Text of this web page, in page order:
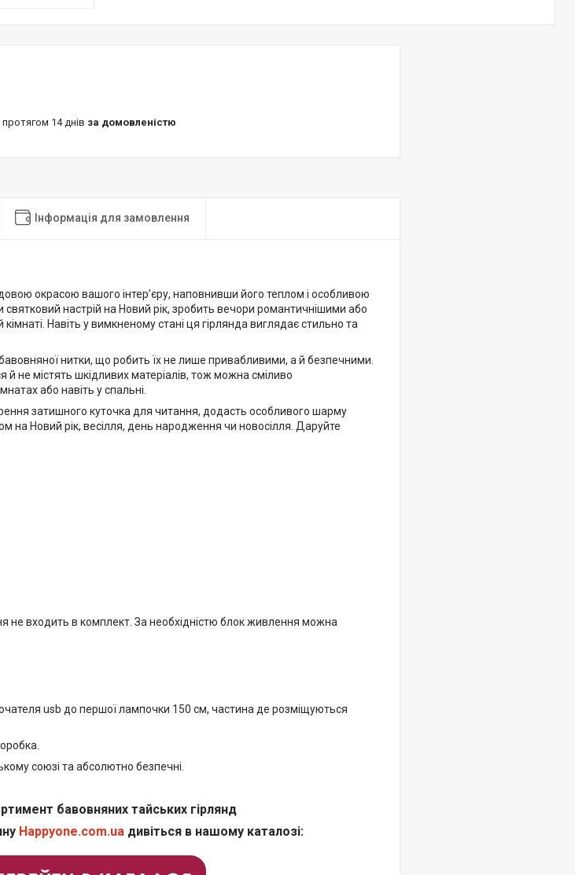
14 днів за домовленістю
Інформація для замовлення
окрасою вашого інтер’єру, наповнивши його теплом і особливою
настрій на Новий рік, зробить вечори романтичнішими або
Навіть у вимкненому стані ця гірлянда виглядає стильно та
нитки, що робить їх не лише привабливими, а й безпечними.
й не містять шкідливих матеріалів, тож можна сміливо
або навіть у спальні.
затишного куточка для читання, додасть особливого шарму
на Новий рік, весілля, день народження чи новосілля. Даруйте
не входить в комплект. За необхідністю блок живлення можна
usb до першої лампочки 150 см, частина де розміщуються
союзі та абсолютно безпечні.
бавовняних тайських гірлянд
Happyone.com.ua дивіться в нашому каталозі: